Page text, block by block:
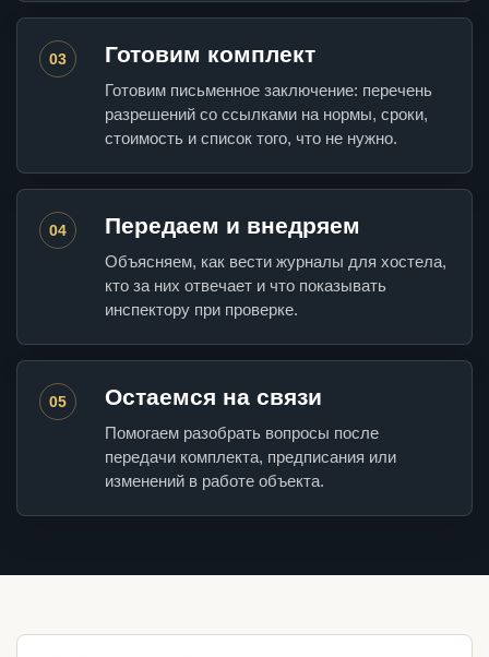
03 Готовим комплект
Готовим письменное заключение: перечень
разрешений со ссылками на нормы, сроки,
стоимость и список того, что не нужно.
04 Передаем и внедряем
Объясняем, как вести журналы для хостела,
кто за них отвечает и что показывать
инспектору при проверке.
05 Остаемся на связи
Помогаем разобрать вопросы после
передачи комплекта, предписания или
изменений в работе объекта.